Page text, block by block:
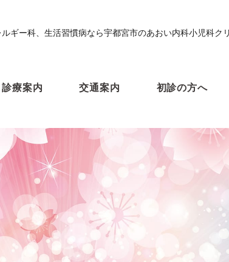
ギー科、生活習慣病なら宇都宮市のあおい内科小児科ク
診療案内 交通案内 初診の方へ